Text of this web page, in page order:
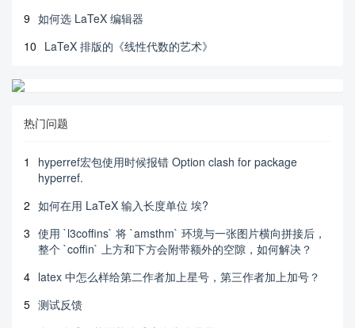
9 如何选 LaTeX 编辑器
10 LaTeX 排版的《线性代数的艺术》
热门问题
1
hyperref宏包使用时候报错 Option clash for package
hyperref.
2 如何在用 LaTeX 输入长度单位 埃?
3 使用 `l3coffins` 将 `amsthm` 环境与一张图片横向拼接后，
整个 `coffin` 上方和下方会附带额外的空隙，如何解决？
4 latex 中怎么样给第二作者加上星号，第三作者加上加号？
5 测试反馈